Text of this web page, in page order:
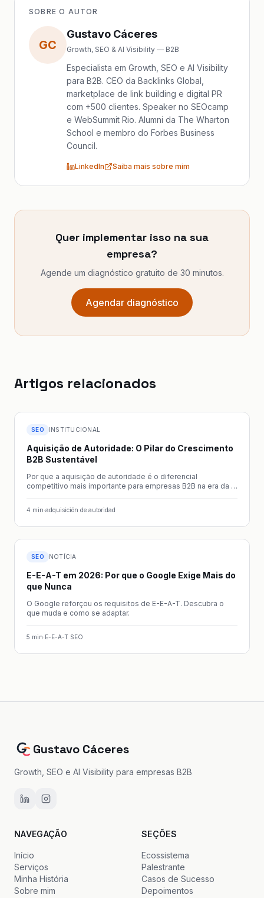
SOBRE O AUTOR
GC
Gustavo Cáceres
Growth, SEO & AI Visibility — B2B
Especialista em Growth, SEO e AI Visibility
para B2B. CEO da Backlinks Global,
marketplace de link building e digital PR
com +500 clientes. Speaker no SEOcamp
e WebSummit Rio. Alumni da The Wharton
School e membro do Forbes Business
Council.
LinkedIn Saiba mais sobre mim
Quer implementar isso na sua
empresa?
Agende um diagnóstico gratuito de 30 minutos.
Agendar diagnóstico
Artigos relacionados
SEO INSTITUCIONAL
Aquisição de Autoridade: O Pilar do Crescimento
B2B Sustentável
Por que a aquisição de autoridade é o diferencial
competitivo mais importante para empresas B2B na era da IA
4 min·adquisición de autoridad
SEO NOTÍCIA
E-E-A-T em 2026: Por que o Google Exige Mais do
que Nunca
O Google reforçou os requisitos de E-E-A-T. Descubra o
que muda e como se adaptar.
5 min·E-E-A-T SEO
Gustavo Cáceres
Growth, SEO e AI Visibility para empresas B2B
NAVEGAÇÃO
Início
Serviços
Minha História
Sobre mim
SEÇÕES
Ecossistema
Palestrante
Casos de Sucesso
Depoimentos